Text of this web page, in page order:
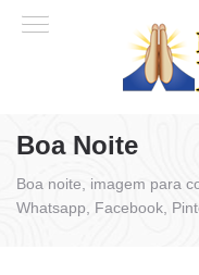
Boa Noite
Boa noite, imagem para
Whatsapp, Facebook,